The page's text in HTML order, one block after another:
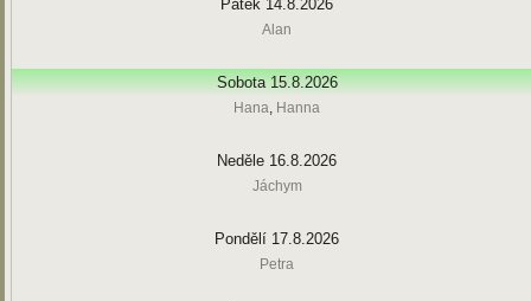
Pátek 14.8.2026
Alan
Sobota 15.8.2026
Hana, Hanna
Neděle 16.8.2026
Jáchym
Pondělí 17.8.2026
Petra